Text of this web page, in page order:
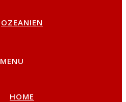
OZEANIEN
MENU
HOME